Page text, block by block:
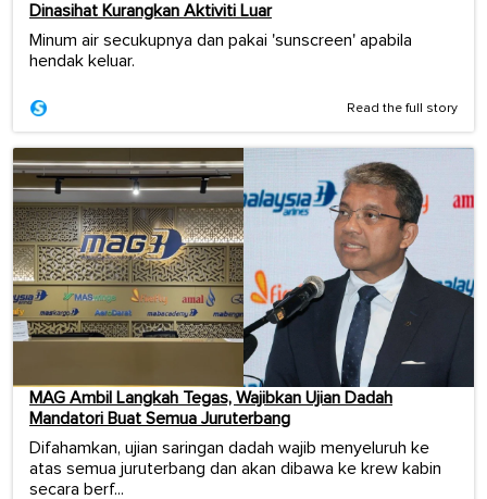
Dinasihat Kurangkan Aktiviti Luar
Minum air secukupnya dan pakai 'sunscreen' apabila
hendak keluar.
Read the full story
MAG Ambil Langkah Tegas, Wajibkan Ujian Dadah
Mandatori Buat Semua Juruterbang
Difahamkan, ujian saringan dadah wajib menyeluruh ke
atas semua juruterbang dan akan dibawa ke krew kabin
secara berf...